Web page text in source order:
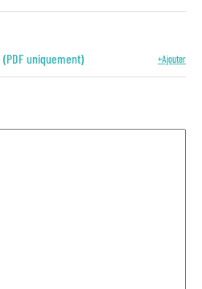
(PDF uniquement) +Ajouter